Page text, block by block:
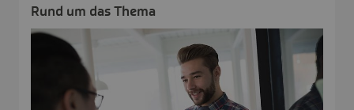
Rund um das Thema